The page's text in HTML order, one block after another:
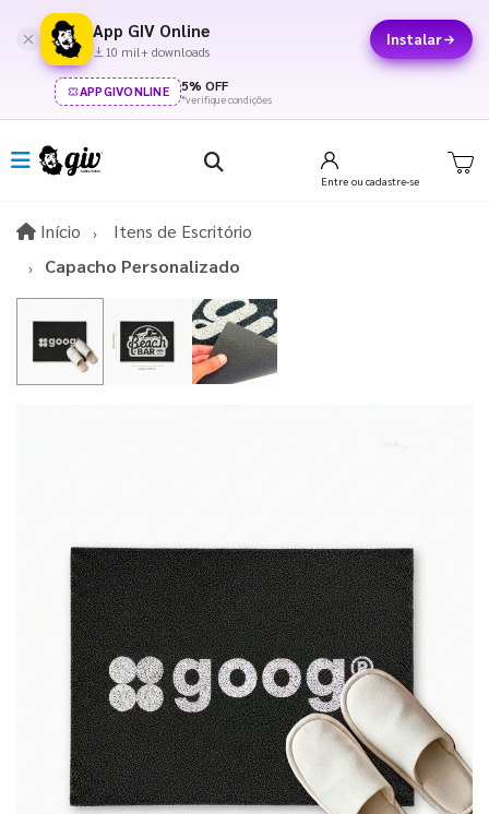
App GIV Online
10 mil+ downloads
Instalar
APPGIVONLINE 5% OFF
*verifique condições
Entre ou cadastre-se
Início InícioItens de Escritório
Capacho Personalizado